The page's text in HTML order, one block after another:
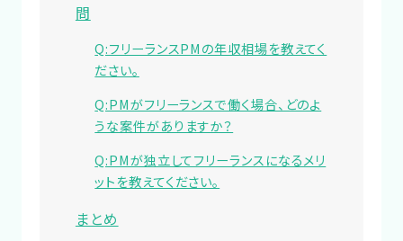
問
Q:フリーランスPMの年収相場を教えてく
ださい。
Q:PMがフリーランスで働く場合、どのよ
うな案件がありますか？
Q:PMが独立してフリーランスになるメリ
ットを教えてください。
まとめ